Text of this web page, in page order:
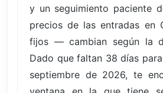
y un seguimiento paciente
precios de las entradas en
fijos — cambian según la
Dado que faltan 38 días
septiembre de 2026, te